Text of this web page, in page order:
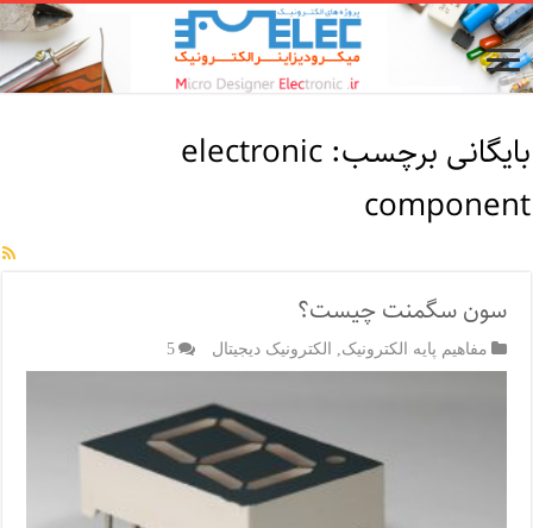
بایگانی برچسب:electronic
component
سون سگمنت چیست؟
مفاهیم پایه الکترونیک الکترونیک دیجیتال 5